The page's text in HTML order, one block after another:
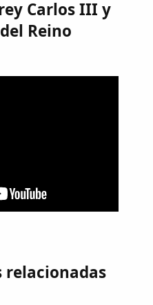
Carlos III y
Reino
relacionadas